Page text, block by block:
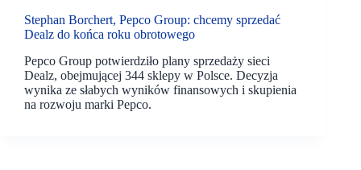
Stephan Borchert, Pepco Group: chcemy sprzedać
Dealz do końca roku obrotowego
Pepco Group potwierdziło plany sprzedaży sieci
Dealz, obejmującej 344 sklepy w Polsce. Decyzja
wynika ze słabych wyników finansowych i skupienia
na rozwoju marki Pepco.